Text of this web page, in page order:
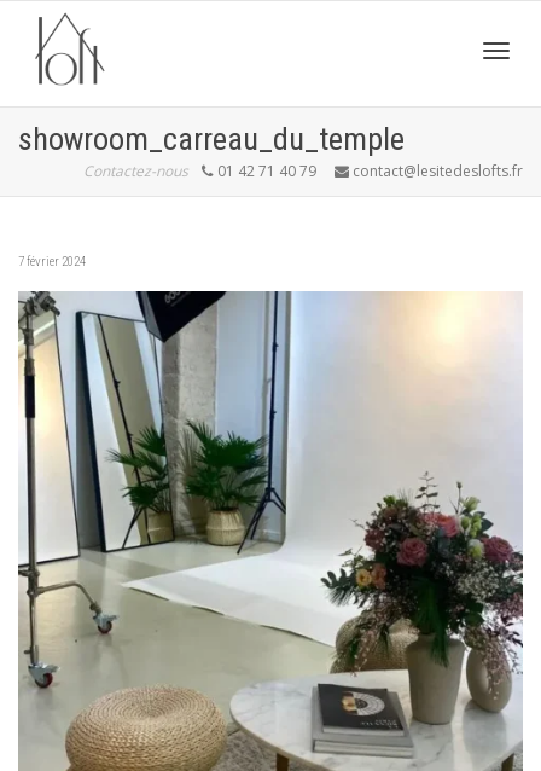
showroom_carreau_du_temple
Contactez-nous 01 42 71 40 79 contact@lesitedeslofts.fr
7 février 2024